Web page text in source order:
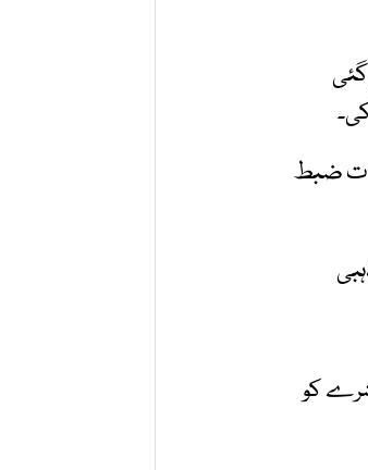
ہوئے 86 موسیقی کے آلات ضبط
کو